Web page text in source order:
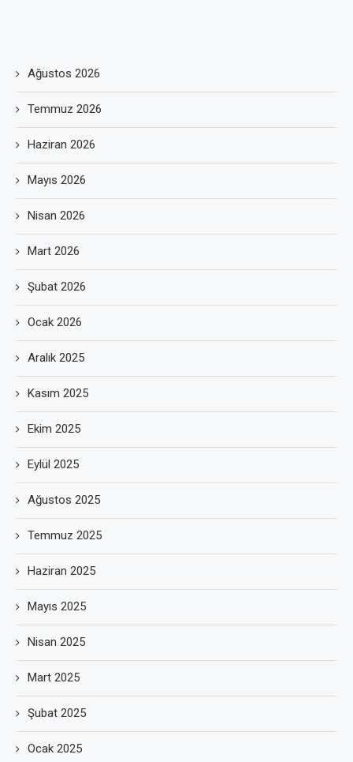
Ağustos 2026
Temmuz 2026
Haziran 2026
Mayıs 2026
Nisan 2026
Mart 2026
Şubat 2026
Ocak 2026
Aralık 2025
Kasım 2025
Ekim 2025
Eylül 2025
Ağustos 2025
Temmuz 2025
Haziran 2025
Mayıs 2025
Nisan 2025
Mart 2025
Şubat 2025
Ocak 2025